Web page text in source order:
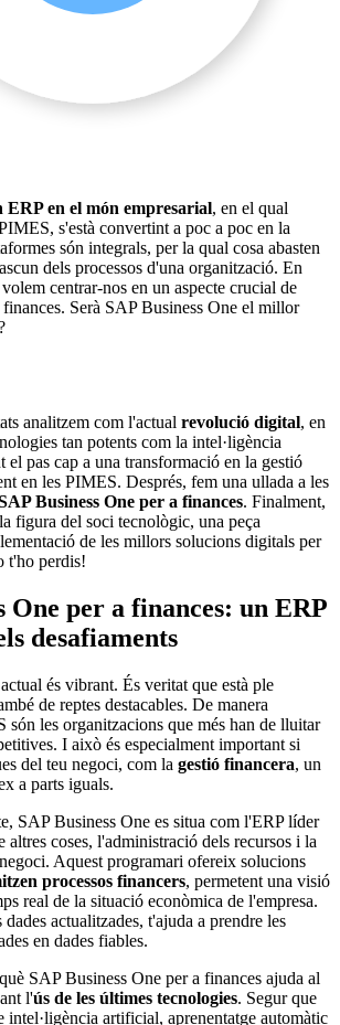
en el món empresarial, en el qual
s'està convertint a poc a poc en la
són integrals, per la qual cosa abasten
dels processos d'una organització. En
centrar-nos en un aspecte crucial de
Serà SAP Business One el millor
analitzem com l'actual revolució digital, en
tan potents com la intel·ligència
el pas cap a una transformació en la gestió
en les PIMES. Després, fem una ullada a les
Business One per a finances. Finalment,
figura del soci tecnològic, una peça
de les millors solucions digitals per
t'ho perdis!
One per a finances: un ERP
desafiaments
és vibrant. És veritat que està ple
de reptes destacables. De manera
són les organitzacions que més han de lluitar
. I això és especialment important si
del teu negoci, com la gestió financera, un
a parts iguals.
SAP Business One es situa com l'ERP líder
altres coses, l'administració dels recursos i la
Aquest programari ofereix solucions
processos financers, permetent una visió
real de la situació econòmica de l'empresa.
dades actualitzades, t'ajuda a prendre les
en dades fiables.
SAP Business One per a finances ajuda al
l'ús de les últimes tecnologies. Segur que
intel·ligència artificial, aprenentatge automàtic